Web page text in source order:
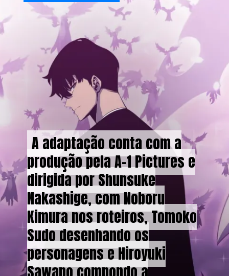
A adaptação conta com a
produção pela A-1 Pictures e
dirigida por Shunsuke
Nakashige, com Noboru
Kimura nos roteiros, Tomoko
Sudo desenhando os
personagens e Hiroyuki
A adaptação conta com a
produção pela A-1 Pictures e
dirigida por Shunsuke
Nakashige, com Noboru
Kimura nos roteiros, Tomoko
Sudo desenhando os
personagens e Hiroyuki